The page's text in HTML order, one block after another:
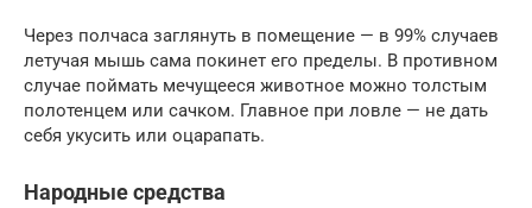
Через полчаса заглянуть в помещение — в 99% случаев
летучая мышь сама покинет его пределы. В противном
случае поймать мечущееся животное можно толстым
полотенцем или сачком. Главное при ловле — не дать
себя укусить или оцарапать.
Народные средства